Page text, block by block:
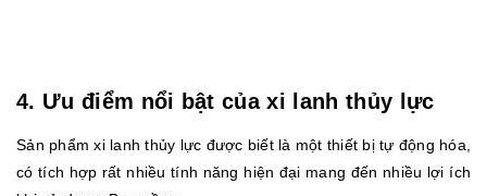
4. Ưu điểm nổi bật của xi lanh thủy lực
Sản phẩm xi lanh thủy lực được biết là một thiết bị tự động hóa,
có tích hợp rất nhiều tính năng hiện đại mang đến nhiều lợi ích